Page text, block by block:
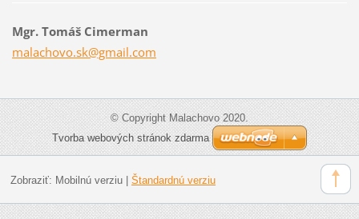
Mgr. Tomáš Cimerman
malachovo.sk@gmail.com
© Copyright Malachovo 2020.
Tvorba webových stránok zdarma
Zobraziť: Mobilnú verziu| Štandardnú verziu